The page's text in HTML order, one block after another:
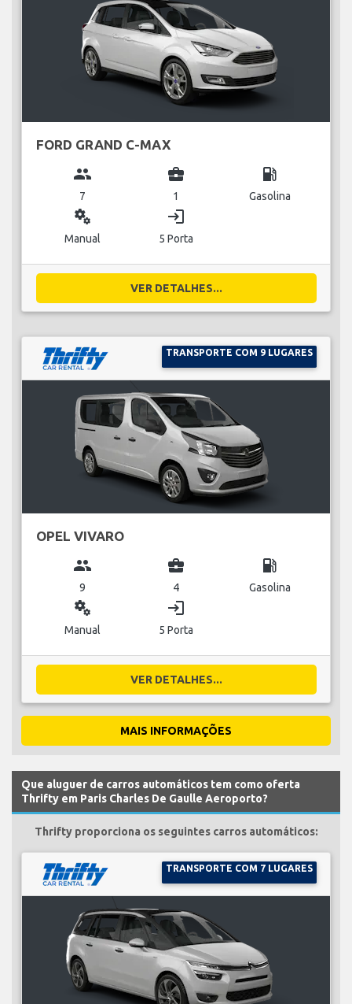
FORD GRAND C-MAX
group
7
business_center
1
local_gas_station
Gasolina
miscellaneous_services
Manual
login
5 Porta
VER DETALHES...
TRANSPORTE COM 9 LUGARES
OPEL VIVARO
group
9
business_center
4
local_gas_station
Gasolina
miscellaneous_services
Manual
login
5 Porta
VER DETALHES...
MAIS INFORMAÇÕES
Que aluguer de carros automáticos tem como oferta
Thrifty em Paris Charles De Gaulle Aeroporto?
Thrifty proporciona os seguintes carros automáticos:
TRANSPORTE COM 7 LUGARES